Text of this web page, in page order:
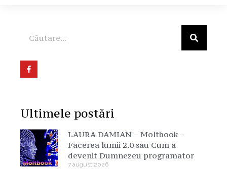
Ultimele postări
LAURA DAMIAN – Moltbook –
Facerea lumii 2.0 sau Cum a
devenit Dumnezeu programator
7 august 2026